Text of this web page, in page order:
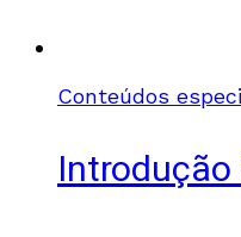
Conteúdos